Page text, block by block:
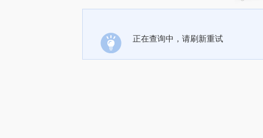
正在查询中，请刷新重试